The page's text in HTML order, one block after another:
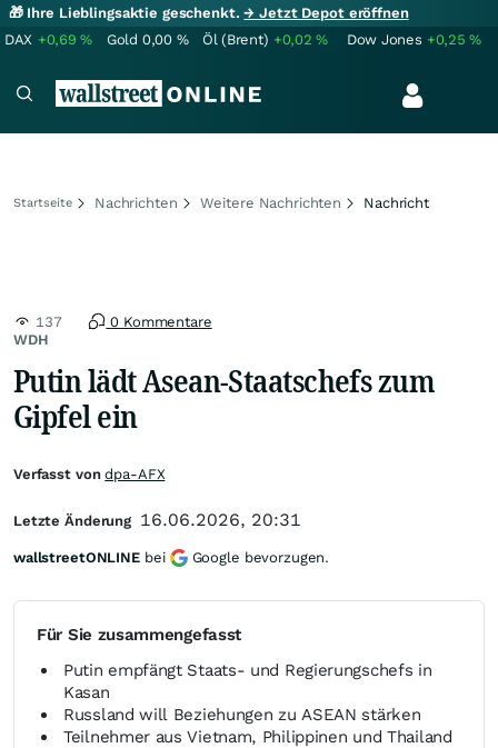
🎁 Ihre Lieblingsaktie geschenkt.→ Jetzt Depot eröffnen
DAX +0,69% Gold 0,00 % Öl (Brent) +0,02% Dow Jones +0,25%
Startseite Nachrichten Weitere Nachrichten Nachricht
WDH
137 0 Kommentare
Putin lädt Asean-Staatschefs zum
Gipfel ein
Für Sie zusammengefasst
Putin empfängt Staats- und Regierungschefs in
Kasan
Russland will Beziehungen zu ASEAN stärken
Teilnehmer aus Vietnam, Philippinen und Thailand
Verfasst vondpa-AFX
Letzte Änderung 16.06.2026, 20:31
wallstreetONLINE bei Google bevorzugen.